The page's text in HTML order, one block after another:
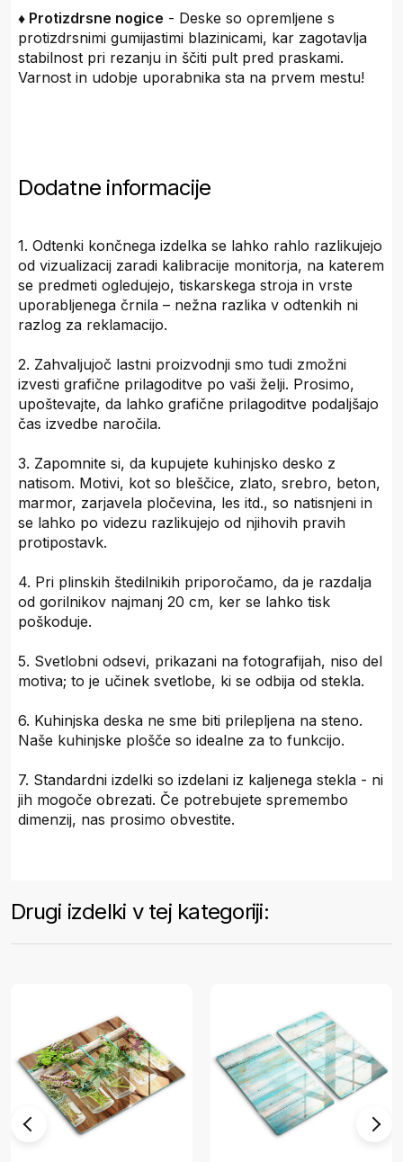
♦ Protizdrsne nogice - Deske so opremljene s
protizdrsnimi gumijastimi blazinicami, kar zagotavlja
stabilnost pri rezanju in ščiti pult pred praskami.
Varnost in udobje uporabnika sta na prvem mestu!
Dodatne informacije
1. Odtenki končnega izdelka se lahko rahlo razlikujejo
od vizualizacij zaradi kalibracije monitorja, na katerem
se predmeti ogledujejo, tiskarskega stroja in vrste
uporabljenega črnila – nežna razlika v odtenkih ni
razlog za reklamacijo.
2. Zahvaljujoč lastni proizvodnji smo tudi zmožni
izvesti grafične prilagoditve po vaši želji. Prosimo,
upoštevajte, da lahko grafične prilagoditve podaljšajo
čas izvedbe naročila.
3. Zapomnite si, da kupujete kuhinjsko desko z
natisom. Motivi, kot so bleščice, zlato, srebro, beton,
marmor, zarjavela pločevina, les itd., so natisnjeni in
se lahko po videzu razlikujejo od njihovih pravih
protipostavk.
4. Pri plinskih štedilnikih priporočamo, da je razdalja
od gorilnikov najmanj 20 cm, ker se lahko tisk
poškoduje.
5. Svetlobni odsevi, prikazani na fotografijah, niso del
motiva; to je učinek svetlobe, ki se odbija od stekla.
6. Kuhinjska deska ne sme biti prilepljena na steno.
Naše kuhinjske plošče so idealne za to funkcijo.
7. Standardni izdelki so izdelani iz kaljenega stekla - ni
jih mogoče obrezati. Če potrebujete spremembo
dimenzij, nas prosimo obvestite.
Drugi izdelki v tej kategoriji: